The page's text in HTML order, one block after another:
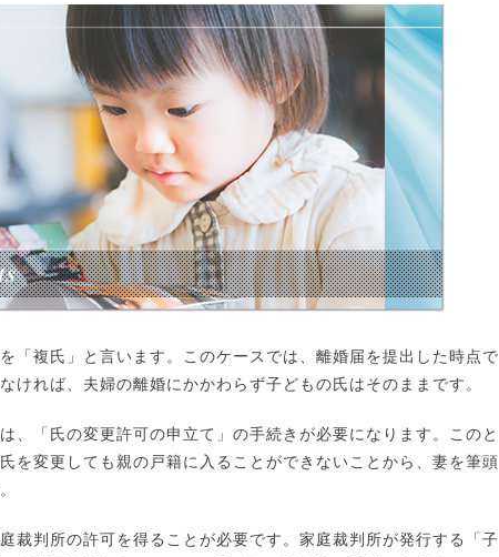
「複氏」と言います。このケースでは、離婚届を提出した時点で
ければ、夫婦の離婚にかかわらず子どもの氏はそのままです。
、「氏の変更許可の申立て」の手続きが必要になります。このと
を変更しても親の戸籍に入ることができないことから、妻を筆頭
裁判所の許可を得ることが必要です。家庭裁判所が発行する「子